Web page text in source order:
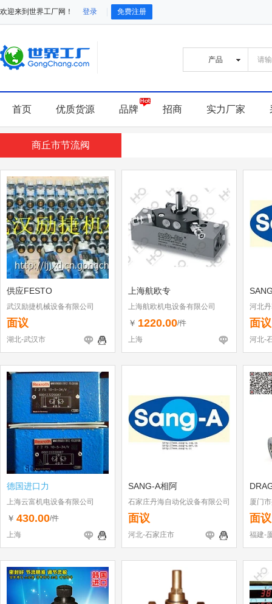
欢迎来到世界工厂网！ 登录 免费注册
首页 优质货源 品牌 招商 实力厂家
商丘市节流阀
供应FESTO
武汉励捷机械设备有限公司
面议
湖北-武汉市
上海航欧专
上海航欧机电设备有限公司
￥ 1220.00/件
上海
河北
面议
河北-
德国进口力
上海云富机电设备有限公司
￥ 430.00/件
上海
SANG-A相阿
石家庄丹海自动化设备有限公司
面议
河北-石家庄市
厦门
面议
福建-